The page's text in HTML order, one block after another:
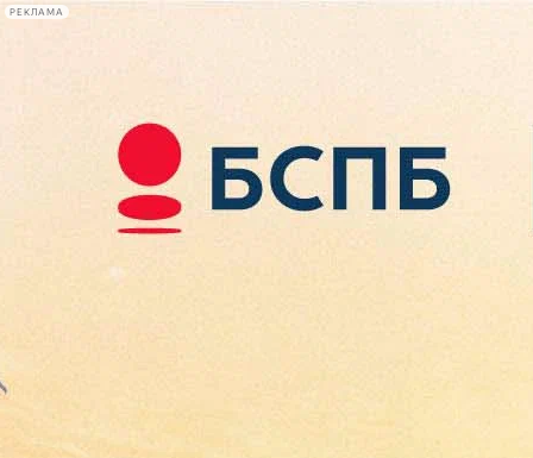
РЕКЛАМА
Сегодня:
2026.08.09
14:30
Афиша Plus